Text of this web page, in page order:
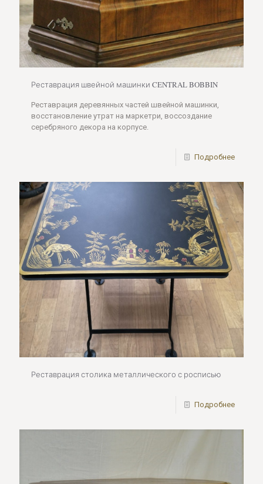
Реставрация швейной машинки CENTRAL BOBBIN
Реставрация деревянных частей швейной машинки,
восстановление утрат на маркетри, воссоздание
серебряного декора на корпусе.
Подробнее
Реставрация столика металлического с росписью
Подробнее